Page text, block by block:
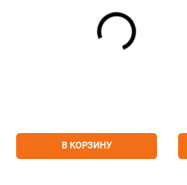
В КОРЗИНУ